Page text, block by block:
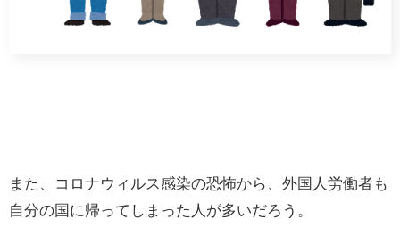
また、コロナウィルス感染の恐怖から、外国人労働者も
自分の国に帰ってしまった人が多いだろう。